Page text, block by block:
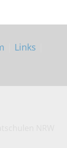
Links